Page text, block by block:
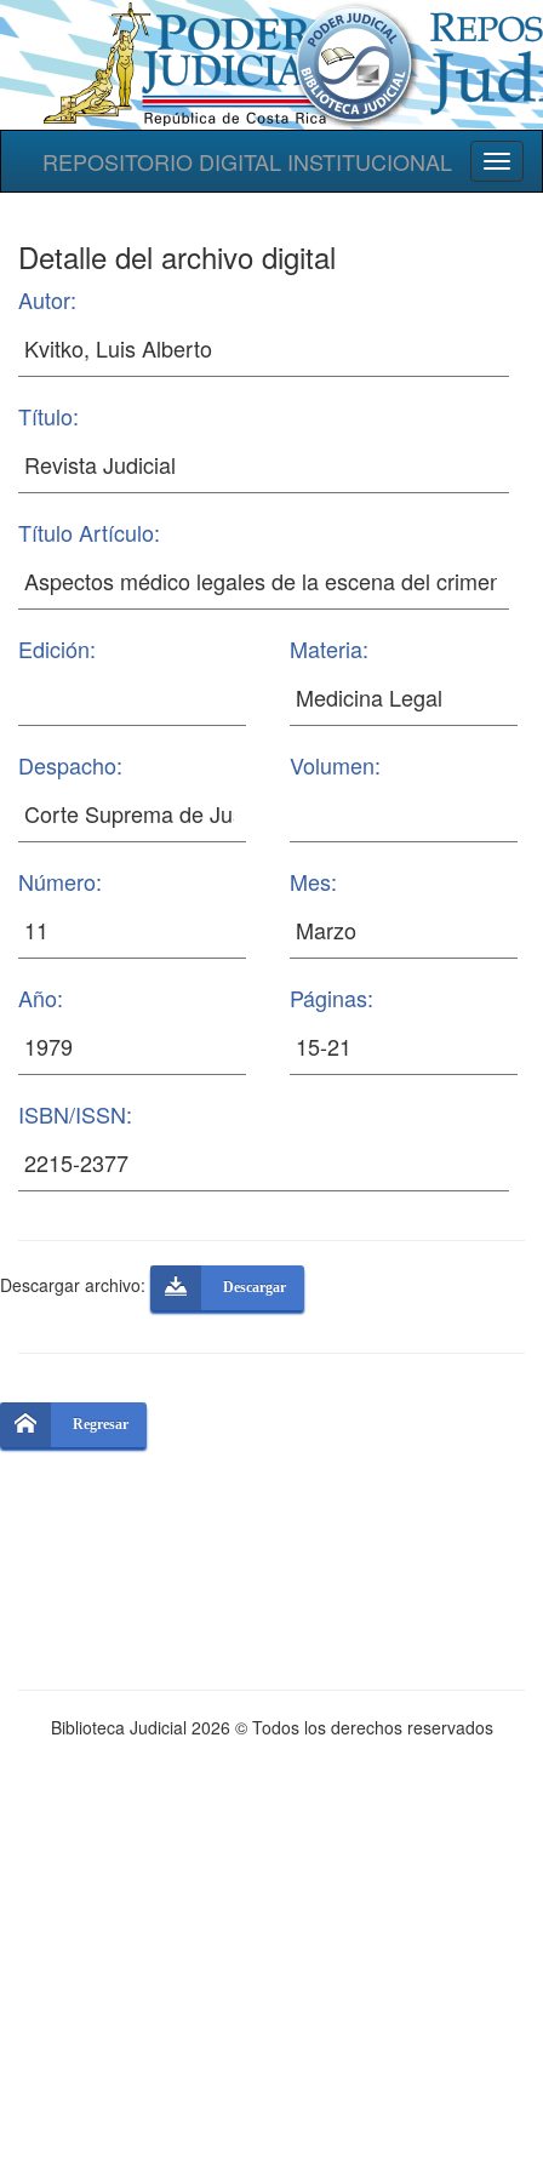
REPOSITORIO DIGITAL INSTITUCIONAL
Detalle del archivo digital
Autor:
Título:
Título Artículo:
Edición: Materia:
Despacho: Volumen:
Número: Mes:
Año: Páginas:
ISBN/ISSN:
Descargar archivo: Descargar
Regresar
Biblioteca Judicial 2026 © Todos los derechos reservados